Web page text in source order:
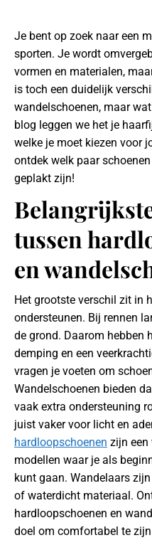
Je bent op zoek naar een
sporten. Je wordt
vormen en materialen,
is toch een duidelijk
wandelschoenen, maar
blog leggen we het je
welke je moet kiezen voor
ontdek welk paar
geplakt zijn!
tussen
en
Het grootste verschil zit in
ondersteunen. Bij rennen
de grond. Daarom hebben
demping en een
vragen je voeten om
Wandelschoenen bieden
vaak extra ondersteuning
juist vaker voor licht en
hardloopschoenen zijn een
modellen waar je als
kunt gaan. Wandelaars
of waterdicht materiaal.
hardloopschoenen en
doel om comfortabel te